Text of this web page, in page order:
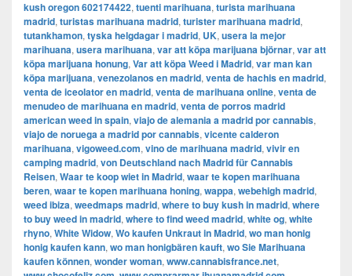
kush oregon 602174422, tuenti marihuana, turista marihuana
madrid, turistas marihuana madrid, turister marihuana madrid,
tutankhamon, tyska helgdagar i madrid, UK, usera la mejor
marihuana, usera marihuana, var att köpa marijuana björnar, var att
köpa marijuana honung, Var att köpa Weed i Madrid, var man kan
köpa marijuana, venezolanos en madrid, venta de hachis en madrid,
venta de iceolator en madrid, venta de marihuana online, venta de
menudeo de marihuana en madrid, venta de porros madrid
american weed in spain, viajo de alemania a madrid por cannabis,
viajo de noruega a madrid por cannabis, vicente calderon
marihuana, vigoweed.com, vino de marihuana madrid, vivir en
camping madrid, von Deutschland nach Madrid für Cannabis
Reisen, Waar te koop wiet in Madrid, waar te kopen marihuana
beren, waar te kopen marihuana honing, wappa, webehigh madrid,
weed ibiza, weedmaps madrid, where to buy kush in madrid, where
to buy weed in madrid, where to find weed madrid, white og, white
rhyno, White Widow, Wo kaufen Unkraut in Madrid, wo man honig
honig kaufen kann, wo man honigbären kauft, wo Sie Marihuana
kaufen können, wonder woman, www.cannabisfrance.net,